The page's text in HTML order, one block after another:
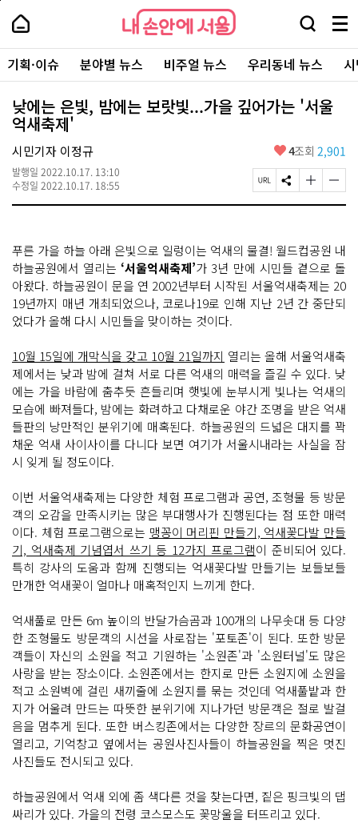
본
로
가
기
내
손
안
에
서
울
-
서
울
시
대
표
소
통
포
내
손
에
서
울
검
창
열
기
메
뉴
전
체
보
주
요
서
기획·이슈 분야별 뉴스 비주얼 뉴스 우리동네 뉴스
낮에는 은빛, 밤에는 보랏빛...가을 깊어가는 '서울
억새축제'
시민기자 이정규
발행일 2022.10.17. 13:10
수정일 2022.10.17. 18:55
좋
요
4조회 2,901
페
이
L
복
사
S
N
하
기
글
자
게
변
경
하
기
글
자
작
게
변
경
하
기
푸른 가을 하늘 아래 은빛으로 일렁이는 억새의 물결! 월드컵공원 내
하늘공원에서 열리는 ‘서울억새축제’가 3년 만에 시민들 곁으로 돌
아왔다. 하늘공원이 문을 연 2002년부터 시작된 서울억새축제는 20
19년까지 매년 개최되었으나, 코로나19로 인해 지난 2년 간 중단되
었다가 올해 다시 시민들을 맞이하는 것이다.
10월 15일에 개막식을 갖고 10월 21일까지 열리는 올해 서울억새축
제에서는 낮과 밤에 걸쳐 서로 다른 억새의 매력을 즐길 수 있다. 낮
에는 가을 바람에 춤추듯 흔들리며 햇빛에 눈부시게 빛나는 억새의
모습에 빠져들다, 밤에는 화려하고 다채로운 야간 조명을 받은 억새
들판의 낭만적인 분위기에 매혹된다. 하늘공원의 드넓은 대지를 꽉
채운 억새 사이사이를 다니다 보면 여기가 서울시내라는 사실을 잠
시 잊게 될 정도이다.
이번 서울억새축제는 다양한 체험 프로그램과 공연, 조형물 등 방문
객의 오감을 만족시키는 많은 부대행사가 진행된다는 점 또한 매력
이다. 체험 프로그램으로는 맹꽁이 머리핀 만들기, 억새꽃다발 만들
기, 억새축제 기념엽서 쓰기 등 12가지 프로그램이 준비되어 있다.
특히 강사의 도움과 함께 진행되는 억새꽃다발 만들기는 보들보들
만개한 억새꽃이 얼마나 매혹적인지 느끼게 한다.
억새풀로 만든 6m 높이의 반달가슴곰과 100개의 나무솟대 등 다양
한 조형물도 방문객의 시선을 사로잡는 '포토존'이 된다. 또한 방문
객들이 자신의 소원을 적고 기원하는 '소원존'과 '소원터널'도 많은
사랑을 받는 장소이다. 소원존에서는 한지로 만든 소원지에 소원을
적고 소원벽에 걸린 새끼줄에 소원지를 묶는 것인데 억새풀밭과 한
지가 어울려 만드는 따뜻한 분위기에 지나가던 방문객은 절로 발걸
음을 멈추게 된다. 또한 버스킹존에서는 다양한 장르의 문화공연이
열리고, 기억창고 옆에서는 공원사진사들이 하늘공원을 찍은 멋진
사진들도 전시되고 있다.
하늘공원에서 억새 외에 좀 색다른 것을 찾는다면, 짙은 핑크빛의 댑
싸리가 있다. 가을의 전령 코스모스도 꽃망울을 터뜨리고 있다.
페
상
단
으
로